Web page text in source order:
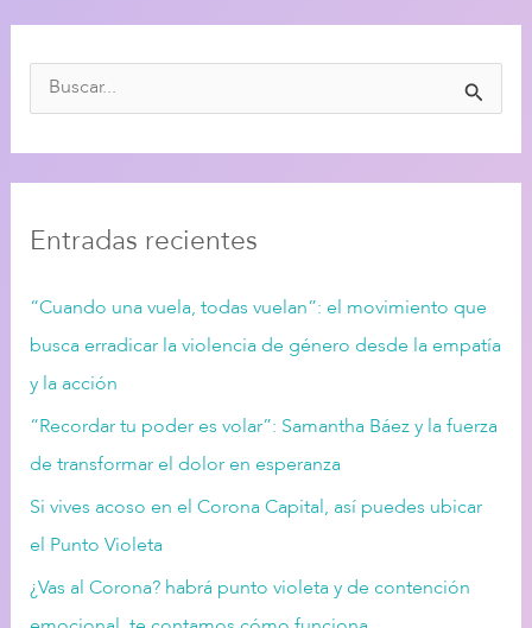
aEntradas recientes
“Cuando una vuela, todas vuelan”: el movimiento que
busca erradicar la violencia de género desde la empatía
y la acción
“Recordar tu poder es volar”: Samantha Báez y la fuerza
de transformar el dolor en esperanza
Si vives acoso en el Corona Capital, así puedes ubicar
el Punto Violeta
¿Vas al Corona? habrá punto violeta y de contención